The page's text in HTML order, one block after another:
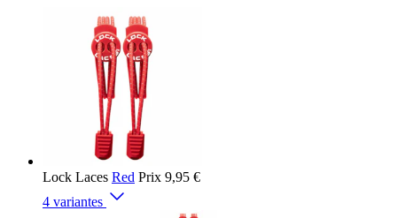
Lock Laces Red Prix 9,95 €
4 variantes